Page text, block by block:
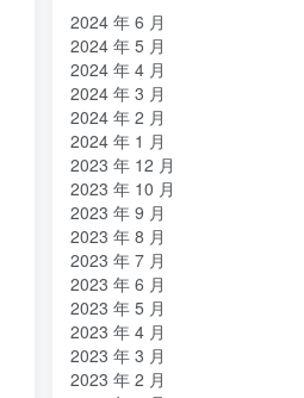
命运 (2) 吸引力法则
名人简介(1)
原位 (35) 南海
创造者(1)
关键帧(6) 全屏滚动
先进材料表征方法
亿万富翁(2)
下载 (1) VAT
stable diffusion
GPT-4(1)
2024 年 6 月
2024 年 5 月
2024 年 4 月
2024 年 3 月
2024 年 2 月
2024 年 1 月
2023 年 12 月
2023 年 10 月
2023 年 9 月
2023 年 8 月
2023 年 7 月
2023 年 6 月
2023 年 5 月
2023 年 4 月
2023 年 3 月
2023 年 2 月